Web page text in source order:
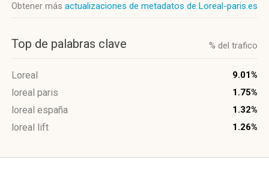
Obtener más actualizaciones de metadatos de Loreal-paris.es
Top de palabras clave % del trafico
Loreal 9.01%
loreal paris 1.75%
loreal españa 1.32%
loreal lift 1.26%